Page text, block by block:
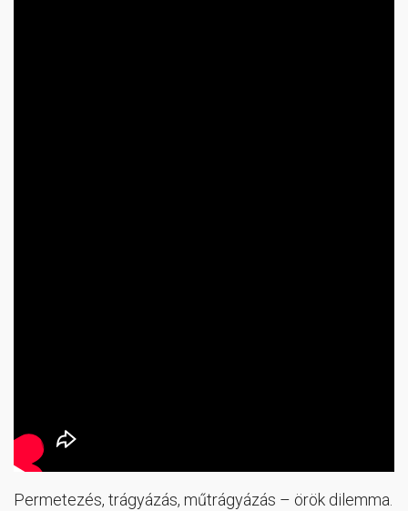
Permetezés, trágyázás, műtrágyázás – örök dilemma.